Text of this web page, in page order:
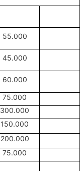
55.000
45.000
60.000
75.000
300.000
150.000
200.000
75.000